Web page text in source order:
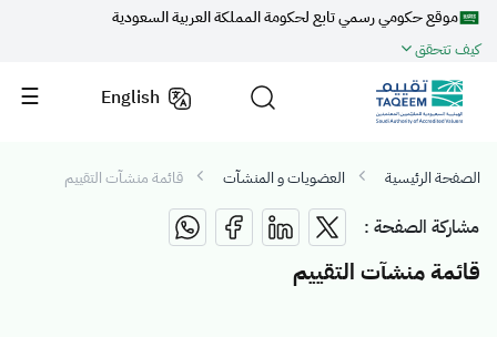
موقع حكومي رسمي تابع لحكومة المملكة العربية السعودية
كيف تتحقق
English
الصفحة الرئيسية العضويات و المنشآت قائمة منشآت التقييم
مشاركة الصفحة :
قائمة منشآت التقييم